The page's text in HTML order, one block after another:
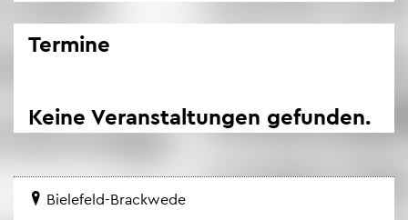
Ter­mi­ne
Keine Ver­an­stal­tun­gen ge­fun­den.
Bie­le­feld-Brack­we­de